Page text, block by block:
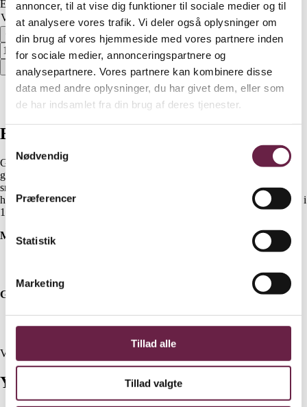
annoncer, til at vise dig funktioner til sociale medier og til
at analysere vores trafik. Vi deler også oplysninger om
din brug af vores hjemmeside med vores partnere inden
for sociale medier, annonceringspartnere og
analysepartnere. Vores partnere kan kombinere disse
data med andre oplysninger, du har givet dem, eller som
de har indsamlet fra din brug af deres tjenester.
Samtykkevalg
Nødvendig
Præferencer
Statistik
Marketing
Tillad alle
Tillad valgte
Ekskl. moms
Variant
Ryd
Georg Jensen Damask Sky sengetøj antal
Beskrivelse
Yderligere information
Beskrivelse
Georg Jensen Damask Sky sengetøj er blødt og glansfuldt med
geometrisk mønster. Det stringente design med små kuber fremhæves
smukt i den reflekterende satinvævning. Det giver Sky et både let og
harmonisk udtryk. Sky sengetøjet er Oeko-Tex® certificeret og vævet i
100% langfibret bomuld, som gør det ekstra slidstærk.
Mål:
Gaven indeholder:
2 stk pudebetræk
2 stk dynebetræk
Vejl. pris kr. 2400,-
Yderligere information